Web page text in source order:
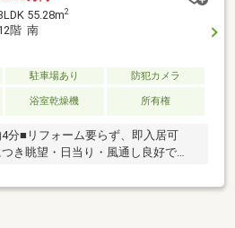
55.28m2
階 南
駐車場あり
防犯カメラ
浴室乾燥機 所有権
分■リフォーム要らず、即入居可
き眺望・日当り・風通し良好で